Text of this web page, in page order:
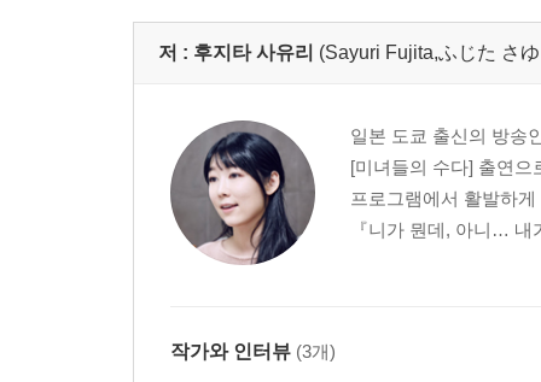
저 : 후지타 사유리 (Sayuri Fujita,ふじた さ
일본 도쿄 출신의 방송
[미녀들의 수다] 출연으
프로그램에서 활발하
『니가 뭔데, 아니…
작가와 인터뷰 (3개)